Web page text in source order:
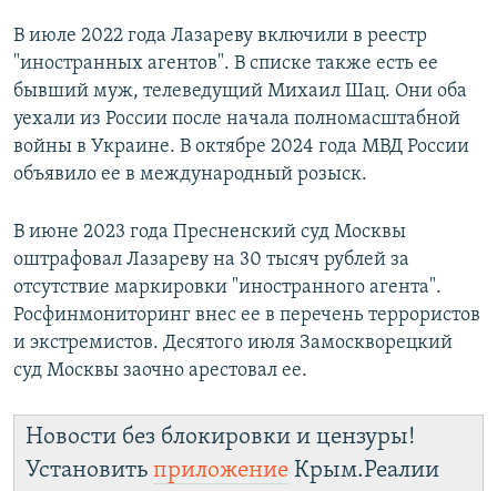
В июле 2022 года Лазареву включили в реестр
"иностранных агентов". В списке также есть ее
бывший муж, телеведущий Михаил Шац. Они оба
уехали из России после начала полномасштабной
войны в Украине. В октябре 2024 года МВД России
объявило ее в международный розыск.
В июне 2023 года Пресненский суд Москвы
оштрафовал Лазареву на 30 тысяч рублей за
отсутствие маркировки "иностранного агента".
Росфинмониторинг внес ее в перечень террористов
и экстремистов. Десятого июля Замоскворецкий
суд Москвы заочно арестовал ее.
Новости без блокировки и цензуры!
Установить приложение Крым.Реалии